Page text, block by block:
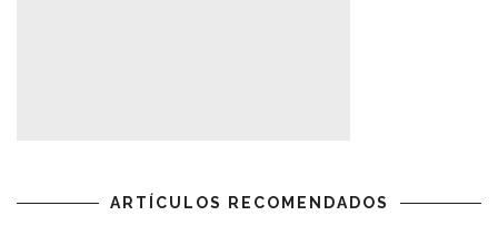
ARTÍCULOS RECOMENDADOS